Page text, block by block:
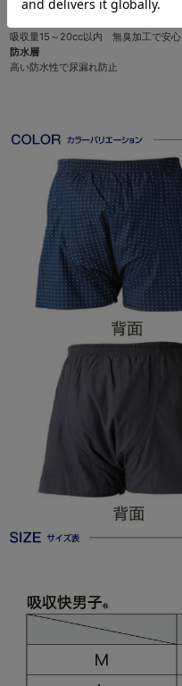
尿を素早く吸収拡散し、逆流を防止
吸収量15～20cc以内 無臭加工で安心
防水層
高い防水性で尿漏れ防止